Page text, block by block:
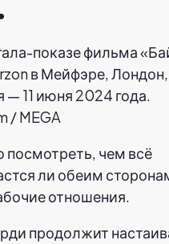
/ MEGA
посмотреть, чем всё
ли обеим
отношения.
продолжит